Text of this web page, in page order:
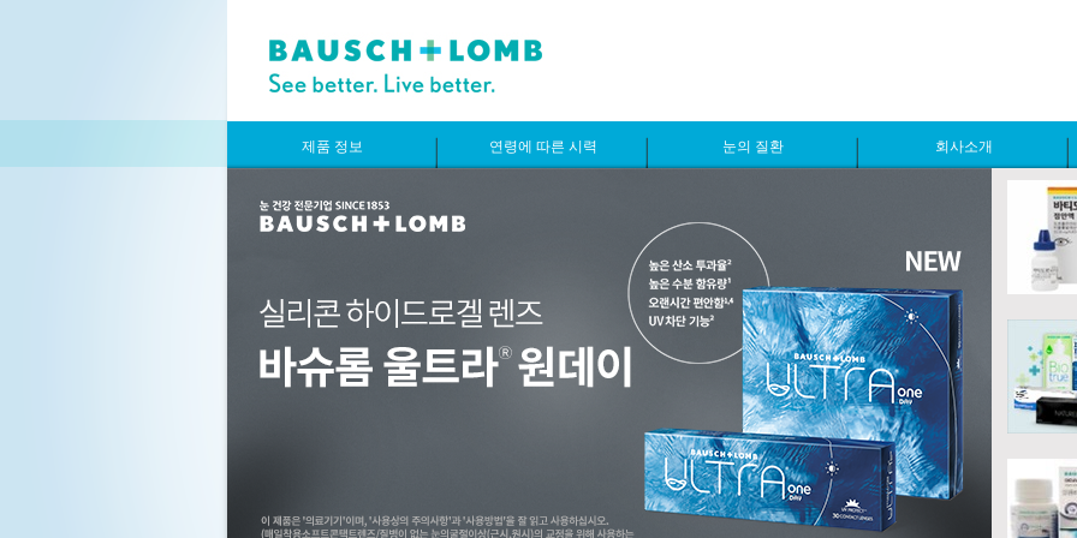
제품 정보 연령에 따른 시력 눈의 질환 회사소개